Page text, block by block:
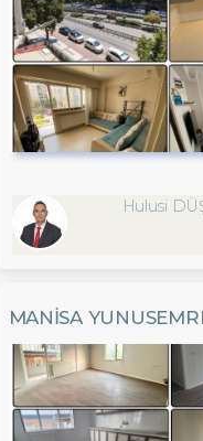
Hulusi
MANISA